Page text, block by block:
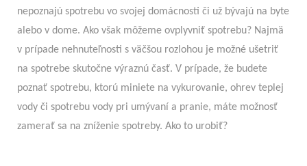
nepoznajú spotrebu vo svojej domácnosti či už bývajú na byte
alebo v dome. Ako však môžeme ovplyvniť spotrebu? Najmä
v prípade nehnuteľnosti s väčšou rozlohou je možné ušetriť
na spotrebe skutočne výraznú časť. V prípade, že budete
poznať spotrebu, ktorú miniete na vykurovanie, ohrev teplej
vody či spotrebu vody pri umývaní a pranie, máte možnosť
zamerať sa na zníženie spotreby. Ako to urobiť?